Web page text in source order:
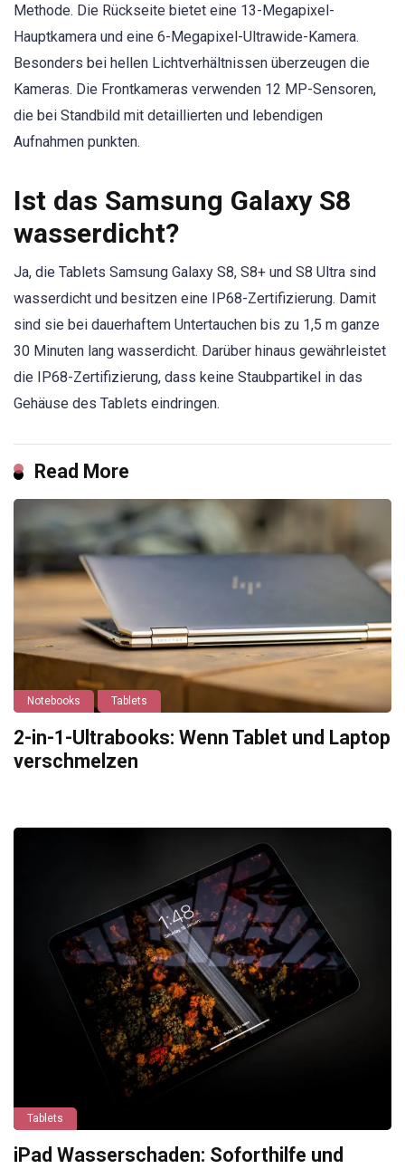
Methode. Die Rückseite bietet eine 13-Megapixel-
Hauptkamera und eine 6-Megapixel-Ultrawide-Kamera.
Besonders bei hellen Lichtverhältnissen überzeugen die
Kameras. Die Frontkameras verwenden 12 MP-Sensoren,
die bei Standbild mit detaillierten und lebendigen
Aufnahmen punkten.
Ist das Samsung Galaxy S8
wasserdicht?
Ja, die Tablets Samsung Galaxy S8, S8+ und S8 Ultra sind
wasserdicht und besitzen eine IP68-Zertifizierung. Damit
sind sie bei dauerhaftem Untertauchen bis zu 1,5 m ganze
30 Minuten lang wasserdicht. Darüber hinaus gewährleistet
die IP68-Zertifizierung, dass keine Staubpartikel in das
Gehäuse des Tablets eindringen.
Read More
Notebooks Tablets
2-in-1-Ultrabooks: Wenn Tablet und Laptop
verschmelzen
Tablets
iPad Wasserschaden: Soforthilfe und